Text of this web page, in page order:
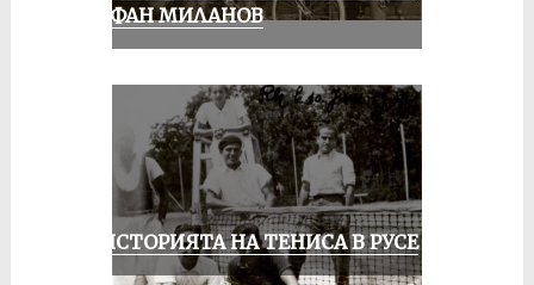
СТЕФАН МИЛАНОВ
ЗА ИСТОРИЯТА НА ТЕНИСА В РУСЕ